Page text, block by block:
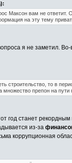
Максон вам не ответит.
на эту тему
я не заметил.
строительство, то в
множество препон на пути
год станет
из-за
коррупционная